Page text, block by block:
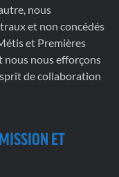
nous
et non concédés
et Premières
nous nous efforçons
de collaboration
ET